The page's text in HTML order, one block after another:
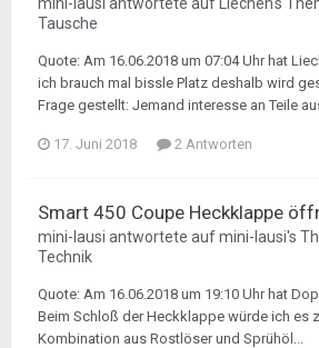
Tausche
Quote: Am 16.06.2018 um 07:04 Uhr hat
ich brauch mal bissle Platz deshalb wird
Frage gestellt: Jemand interesse an Teile
17. Juni 2018 2 Antworten
Smart 450 Coupe Heckklappe
mini-lausi antwortete aufmini-lausi's
Technik
Quote: Am 16.06.2018 um 19:10 Uhr hat
Beim Schloß der Heckklappe würde ich es
Kombination aus Rostlöser und Sprühöl...